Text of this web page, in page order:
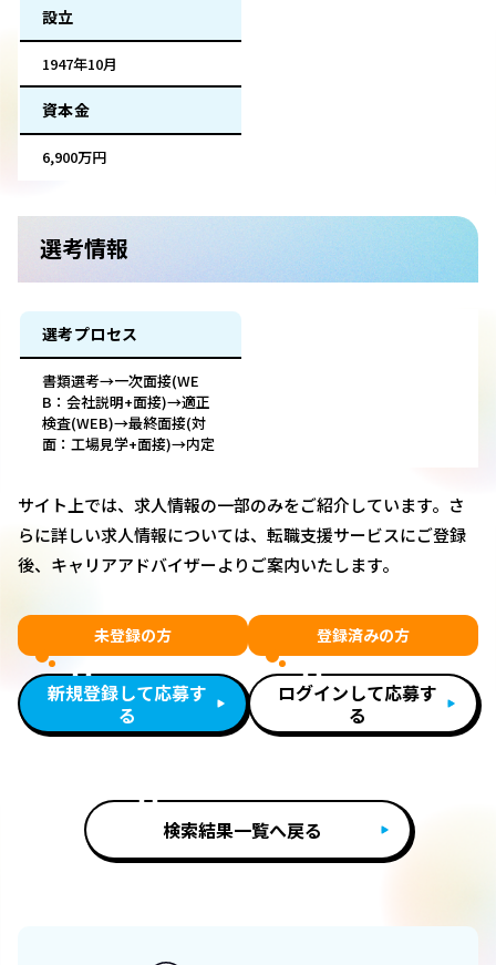
設立
1947年10月
資本金
6,900万円
選考情報
選考プロセス
書類選考→一次面接(WE
B：会社説明+面接)→適正
検査(WEB)→最終面接(対
面：工場見学+面接)→内定
サイト上では、求人情報の一部のみをご紹介しています。さ
らに詳しい求人情報については、転職支援サービスにご登録
後、キャリアアドバイザーよりご案内いたします。
未登録の方
新規登録して応募す
る
登録済みの方
ログインして応募す
る
検索結果一覧へ戻る